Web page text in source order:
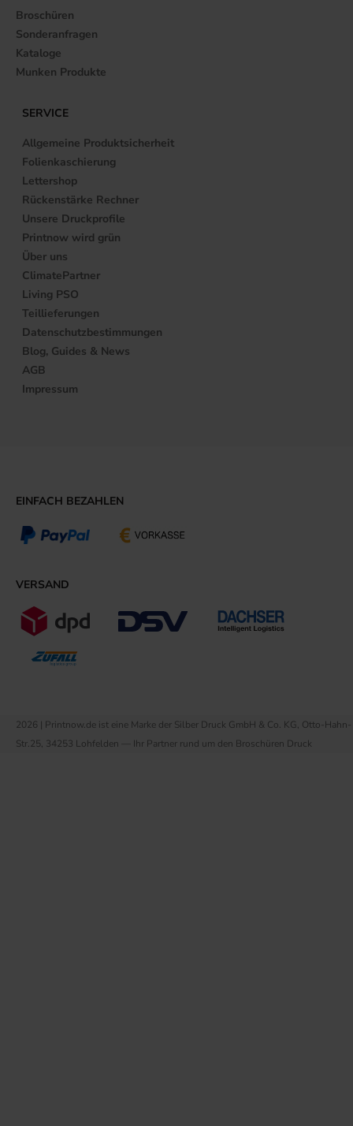
Broschüren
Sonderanfragen
Kataloge
Munken Produkte
SERVICE
Allgemeine Produktsicherheit
Folienkaschierung
Lettershop
Rückenstärke Rechner
Unsere Druckprofile
Printnow wird grün
Über uns
ClimatePartner
Living PSO
Teillieferungen
Datenschutzbestimmungen
Blog, Guides & News
AGB
Impressum
EINFACH BEZAHLEN
VERSAND
2026 | Printnow.de ist eine Marke der Silber Druck GmbH & Co. KG, Otto-Hahn-
Str.25, 34253 Lohfelden — Ihr Partner rund um den Broschüren Druck